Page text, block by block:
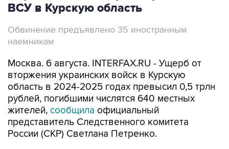
ВСУ в Курскую область
Обвинение предъявлено 35 иностранным
наемникам
Москва. 6 августа. INTERFAX.RU - Ущерб от
вторжения украинских войск в Курскую
область в 2024-2025 годах превысил 0,5 трлн
рублей, погибшими числятся 640 местных
жителей, сообщила официальный
представитель Следственного комитета
России (СКР) Светлана Петренко.